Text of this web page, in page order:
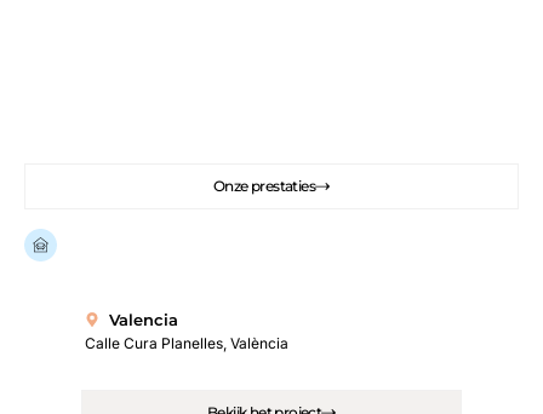
Onze prestaties
Valencia
Calle Cura Planelles, València